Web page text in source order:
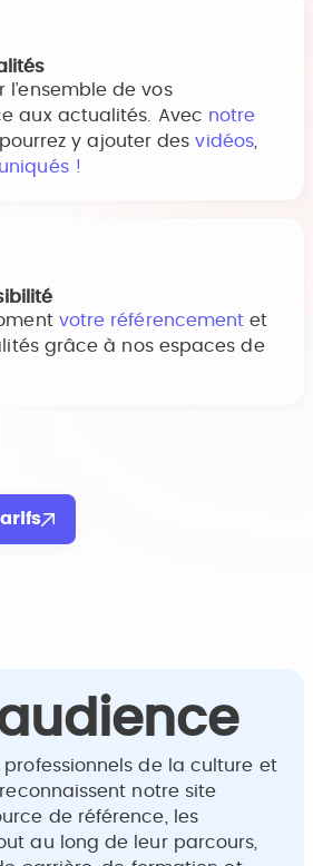
l’ensemble de vos
aux actualités. Avec notre
pourrez y ajouter desvidéos,
!
votre référencement et
grâce à nos espaces de
de la culture et
notre site
de référence, les
au long de leur parcours,